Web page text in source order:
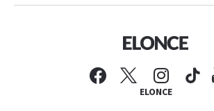
ELONCE